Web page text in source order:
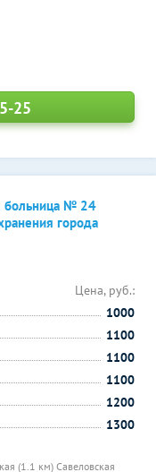
25
больница № 24
города
(1.1 км) Савеловская
Цена, руб.:
1000
1100
1100
1100
1200
1300